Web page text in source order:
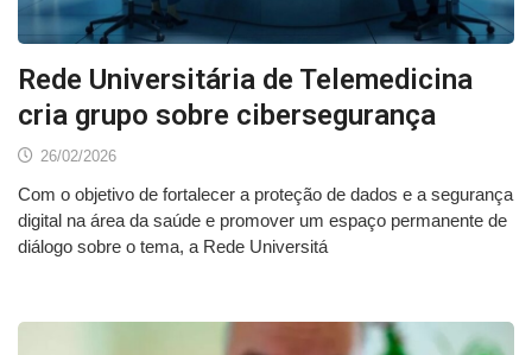
Rede Universitária de Telemedicina
cria grupo sobre cibersegurança
26/02/2026
Com o objetivo de fortalecer a proteção de dados e a segurança
digital na área da saúde e promover um espaço permanente de
diálogo sobre o tema, a Rede Universitá